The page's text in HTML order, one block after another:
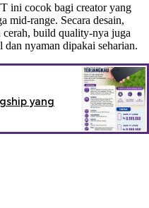
ini cocok bagi creator yang
mid-range. Secara desain,
build quality-nya juga
nyaman dipakai seharian.
yang